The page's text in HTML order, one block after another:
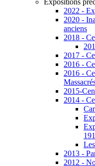
Expositions
2022 -
2020 -
anciens
2018 -
2017 -
2016 -
2016 -
2015-
2014 -
2013 -
2012 -